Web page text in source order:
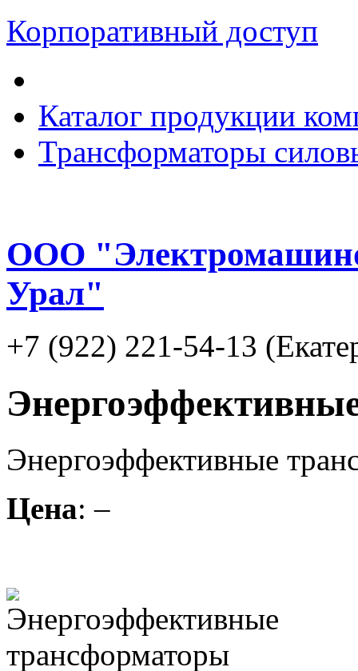
Корпоративный доступ
Каталог продукции
Трансформаторы
ООО
Урал"
+7 (922) 221-54-13
Энергоэффективные
Цена: –